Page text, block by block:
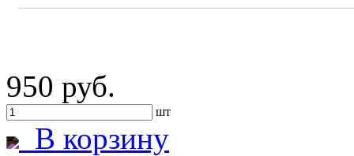
950 руб.
шт
В корзину